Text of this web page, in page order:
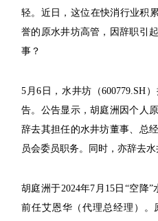
轻。近日，这位在快消行业积
誉的原水井坊高管，因辞职引
事？
5月6日，水井坊（600779.SH
告。公告显示，胡庭洲因个人
辞去其担任的水井坊董事、总
员会委员职务。同时，亦辞去水
胡庭洲于2024年7月15日“空降
前任艾恩华（代理总经理）。